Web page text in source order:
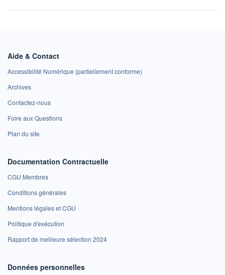
Aide & Contact
Accessibilité Numérique (partiellement conforme)
Archives
Contactez-nous
Foire aux Questions
Plan du site
Documentation Contractuelle
CGU Membres
Conditions générales
Mentions légales et CGU
Politique d'exécution
Rapport de meilleure sélection 2024
Données personnelles